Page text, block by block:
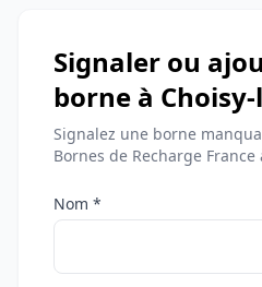
Signaler ou
borne à Choisy-
Signalez une borne
Bornes de Recharge France
Nom *